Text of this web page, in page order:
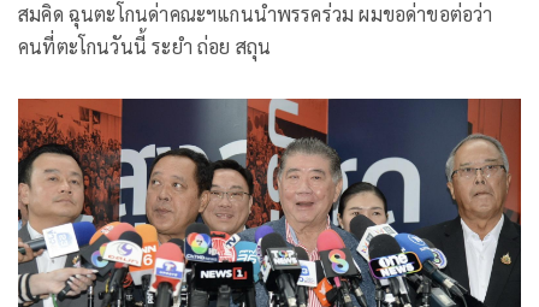
สมคิด ฉุนตะโกนด่าคณะฯแกนนำพรรคร่วม ผมขอด่าขอต่อว่า
คนที่ตะโกนวันนี้ ระยำ ถ่อย สถุน